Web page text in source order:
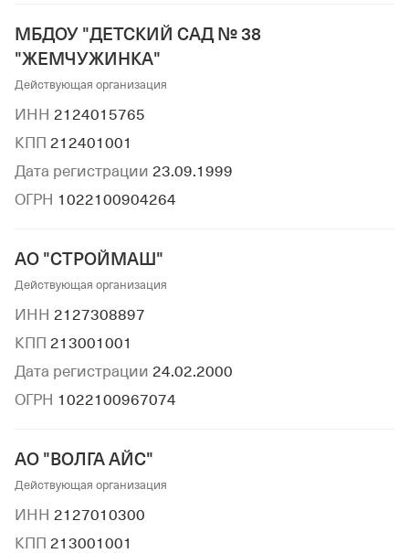
МБДОУ "ДЕТСКИЙ САД № 38
"ЖЕМЧУЖИНКА"
Действующая организация
ИНН 2124015765
КПП 212401001
Дата регистрации 23.09.1999
ОГРН 1022100904264
АО "СТРОЙМАШ"
Действующая организация
ИНН 2127308897
КПП 213001001
Дата регистрации 24.02.2000
ОГРН 1022100967074
АО "ВОЛГА АЙС"
Действующая организация
ИНН 2127010300
КПП 213001001